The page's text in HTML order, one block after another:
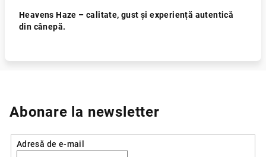
Heavens Haze – calitate, gust și experiență autentică
din cânepă.
Abonare la newsletter
Adresă de e-mail